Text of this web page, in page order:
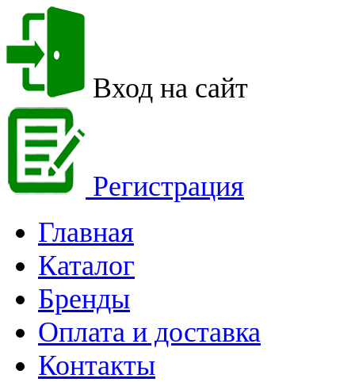
Вход на сайт
Регистрация
Главная
Каталог
Бренды
Оплата и доставка
Контакты